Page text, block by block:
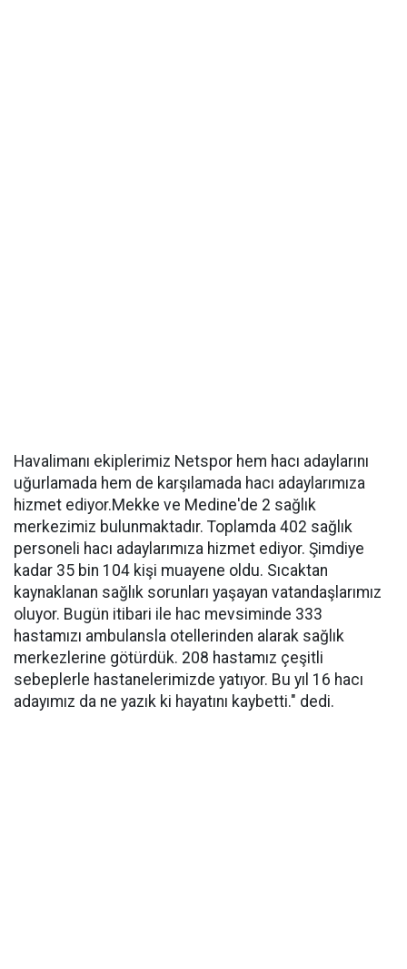
Havalimanı ekiplerimiz Netspor hem hacı adaylarını
uğurlamada hem de karşılamada hacı adaylarımıza
hizmet ediyor.Mekke ve Medine'de 2 sağlık
merkezimiz bulunmaktadır. Toplamda 402 sağlık
personeli hacı adaylarımıza hizmet ediyor. Şimdiye
kadar 35 bin 104 kişi muayene oldu. Sıcaktan
kaynaklanan sağlık sorunları yaşayan vatandaşlarımız
oluyor. Bugün itibari ile hac mevsiminde 333
hastamızı ambulansla otellerinden alarak sağlık
merkezlerine götürdük. 208 hastamız çeşitli
sebeplerle hastanelerimizde yatıyor. Bu yıl 16 hacı
adayımız da ne yazık ki hayatını kaybetti." dedi.